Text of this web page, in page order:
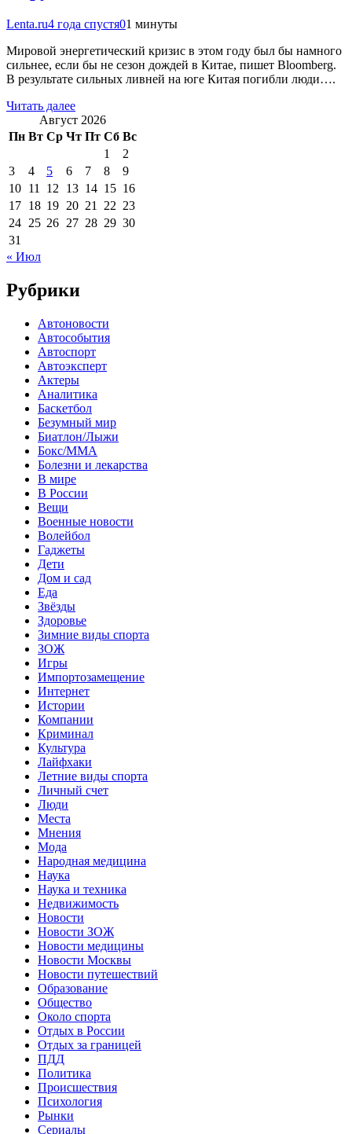
Lenta.ru4 года спустя01 минуты
Мировой энергетический кризис в этом году был бы намного
сильнее, если бы не сезон дождей в Китае, пишет Bloomberg.
В результате сильных ливней на юге Китая погибли люди….
Читать далее
Август 2026
Пн Вт Ср Чт Пт Сб Вс
1
2
3
4 5 6 7 8
9
10 11 12 13 14 15 16
17 18 19 20 21 22 23
24 25 26 27 28 29 30
31
« Июл
Рубрики
Автоновости
Автособытия
Автоспорт
Автоэксперт
Актеры
Аналитика
Баскетбол
Безумный мир
Биатлон/Лыжи
Бокс/MMA
Болезни и лекарства
В мире
В России
Вещи
Военные новости
Волейбол
Гаджеты
Дети
Дом и сад
Еда
Звёзды
Здоровье
Зимние виды спорта
ЗОЖ
Игры
Импортозамещение
Интернет
Истории
Компании
Криминал
Культура
Лайфхаки
Летние виды спорта
Личный счет
Люди
Места
Мнения
Мода
Народная медицина
Наука
Наука и техника
Недвижимость
Новости
Новости ЗОЖ
Новости медицины
Новости Москвы
Новости путешествий
Образование
Общество
Около спорта
Отдых в России
Отдых за границей
ПДД
Политика
Происшествия
Психология
Рынки
Сериалы